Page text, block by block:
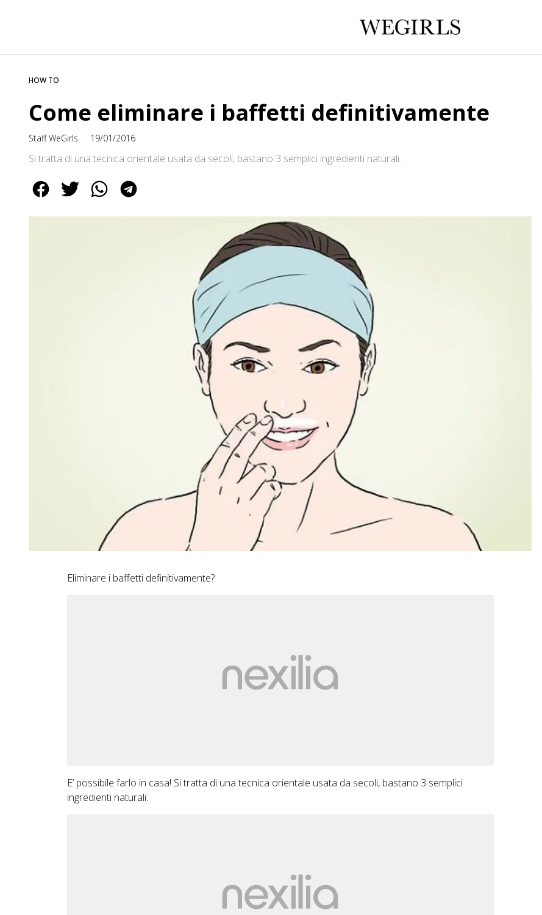
HOW TO
Come eliminare i baffetti definitivamente
Staff WeGirls 19/01/2016
Si tratta di una tecnica orientale usata da secoli, bastano 3 semplici ingredienti naturali.
Eliminare i baffetti definitivamente?
E’ possibile farlo in casa! Si tratta di una tecnica orientale usata da secoli, bastano 3 semplici
ingredienti naturali: